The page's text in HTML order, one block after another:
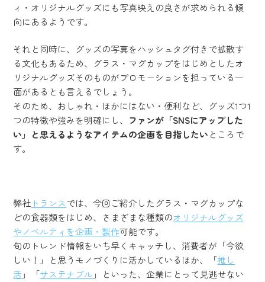
ィ・オリジナルグッズにも写真映えの良さが求められる傾
向にあるようです。
それと同時に、グッズの写真をハッシュタグ付きで拡散す
る文化もあるため、グラス・マグカップをはじめとしたオ
リジナルグッズそのものがプロモーションを担っている一
面があるとも言えるでしょう。
そのため、おしゃれ・ほかにはない・便利など、グッズ1つ1
つの特徴や強みを明確にし、 ファンが「SNSにアップした
い」と思えるようなアイテムの企画を目指したい ところで
す。
弊社 トランスでは、今回ご紹介したグラス・マグカップな
どの食器類をはじめ、さまざまな種類のオリジナルグッズ
やノベルティを企画・製作可能です。
旬のトレンド情報をいち早くキャッチし、消費者が「今欲
しい！」と思うモノづくりに活かしているほか、「推し
活 」「サステナブル 」といった、企業にとって見逃せない